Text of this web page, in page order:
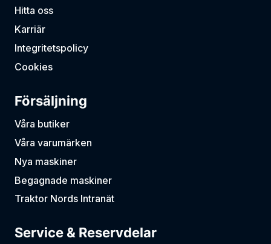
Hitta oss
Karriär
Integritetspolicy
Cookies
Försäljning
Våra butiker
Våra varumärken
Nya maskiner
Begagnade maskiner
Traktor Nords Intranät
Service & Reservdelar